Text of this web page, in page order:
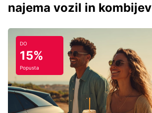
najema vozil in kombijev
DO
15%
Popusta